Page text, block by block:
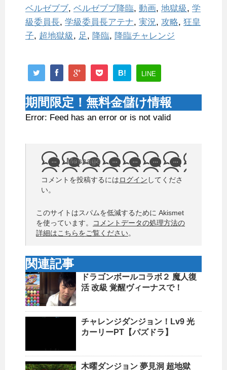
ベルゼブブ, ベルゼブブ降臨, 動画, 地獄級, 学
級委員長, 学級委員長アテナ, 実況, 攻略, 狂皇
子, 超地獄級, 足, 降臨, 降臨チャレンジ
B! LINE
期間限定！無料金儲け情報
Error: Feed has an error or is not valid
Message
コメントを投稿するにはログイン してくださ
い。
このサイトはスパムを低減するために Akismet
を使っています。
コメントデータの処理方法の
詳細はこちらをご覧ください。
関連記事
ドラゴンボールコラボ２ 魔人復
活 改級 覚醒ヴィーナスで！
チャレンジダンジョン！Lv9 光
カーリーPT【パズドラ】
木曜ダンジョン 夢見洞 超地獄